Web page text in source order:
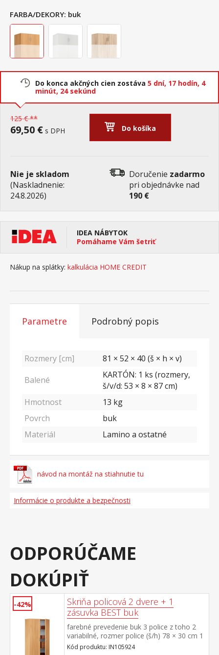
FARBA/DEKORY: buk
Do konca akčných cien zostáva 5 dní, 17 hodín, 4
minút, 23 sekúnd
125 € **
69,50 € s DPH Do košíka
Nie je skladom
(Naskladnenie:
24.8.2026)
Doručenie zadarmo
pri objednávke nad
190 €
IDEA NÁBYTOK
Pomáhame Vám šetriť
Nákup na splátky: kalkulácia HOME CREDIT
Parametre Podrobný popis
Rozmery [cm]
81 × 52 × 40 (š × h × v)
Balené
KARTÓN: 1 ks (rozmery,
š/v/d: 53 × 8 × 87 cm)
Hmotnost
13 kg
Povrch
buk
Materiál
Lamino a ostatné
návod na montáž na stiahnutie tu
Informácie o produkte a bezpečnosti
ODPORÚČAME
DOKÚPIŤ
-42%
Skriňa policová 2 dvere + 1
zásuvka BEST buk
farebné prevedenie buk 3 police z toho 2
variabilné, rozmer police (š/h) 78 × 30 cm 1
široká zásuvka s kovovými pojazdmi
Kód produktu: IN105924